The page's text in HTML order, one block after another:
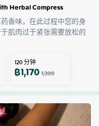
Herbal Compress
香味，在此过程中您的身
肌肉过于紧张需要放松的
120分钟
฿1,1701,300